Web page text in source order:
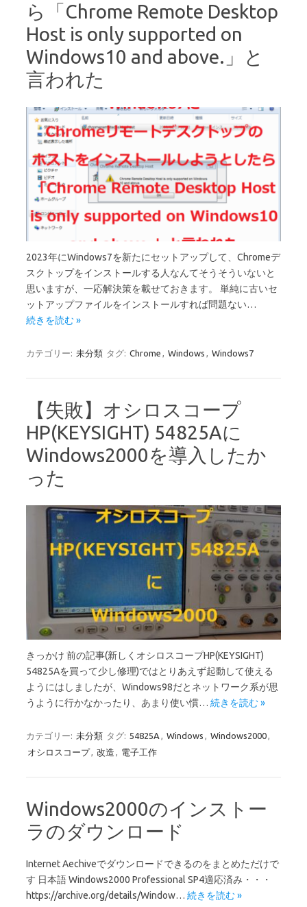
ら「Chrome Remote Desktop
Host is only supported on
Windows10 and above.」と
言われた
2023年にWindows7を新たにセットアップして、Chromeデ
スクトップをインストールする人なんてそうそういないと
思いますが、一応解決策を載せておきます。 単純に古いセ
ットアップファイルをインストールすれば問題ない…
続きを読む »
カテゴリー: 未分類 タグ: Chrome Windows Windows7
【失敗】オシロスコープ
HP(KEYSIGHT) 54825Aに
Windows2000を導入したか
った
きっかけ 前の記事(新しくオシロスコープHP(KEYSIGHT)
54825Aを買って少し修理)ではとりあえず起動して使える
ようにはしましたが、Windows98だとネットワーク系が思
うように行かなかったり、あまり使い慣… 続きを読む »
カテゴリー: 未分類 タグ: 54825A Windows Windows2000
オシロスコープ
改造 電子工作
Windows2000のインストー
ラのダウンロード
Internet Aechiveでダウンロードできるのをまとめただけで
す 日本語 Windows2000 Professional SP4適応済み・・・
https://archive.org/details/Window… 続きを読む »